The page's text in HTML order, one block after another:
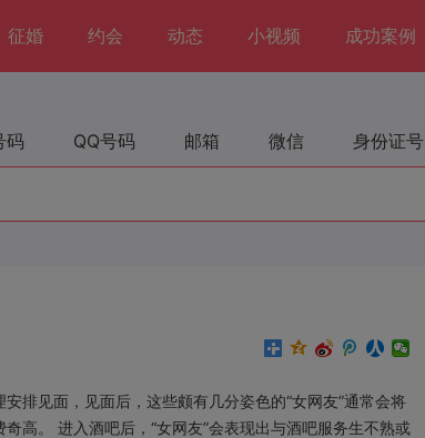
征婚 约会 动态 小视频 成功案例
码 QQ号码 邮箱 微信 身份证号
排见面，见面后，这些颇有几分姿色的“女网友”通常会将
高。 进入酒吧后，“女网友”会表现出与酒吧服务生不熟或